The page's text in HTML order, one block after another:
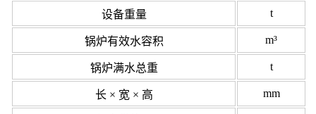
设备重量 t
锅炉有效水容积 m³
锅炉满水总重 t
长 × 宽 × 高 mm